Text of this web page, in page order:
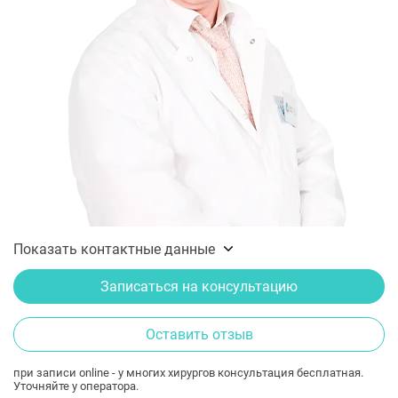
Показать контактные данные
Записаться на консультацию
Оставить отзыв
при записи online - у многих хирургов консультация бесплатная.
Уточняйте у оператора.